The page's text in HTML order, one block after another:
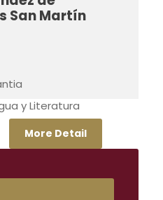
San Martín
y Literatura
More Detail